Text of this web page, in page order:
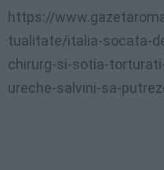
https://
tualitate/italia-socata-
chirurg-si-sotia-
ureche-salvini-sa-